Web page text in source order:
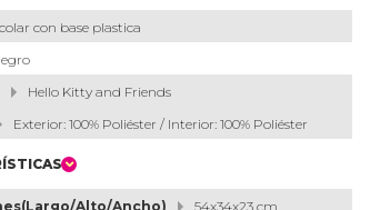
con base plastica
Hello Kitty and Friends
Exterior: 100% Poliéster / Interior: 100% Poliéster
Alto/Ancho) 54x34x23 cm